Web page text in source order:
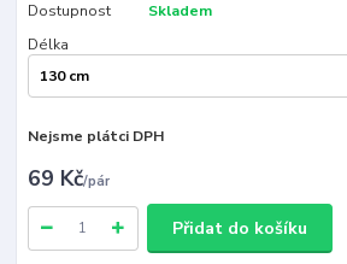
Dostupnost
Skladem
Délka
Nejsme plátci DPH
69 Kč/pár
Přidat do košíku